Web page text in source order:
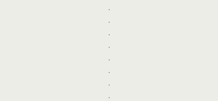
.
.
.
.
.
.
.
.